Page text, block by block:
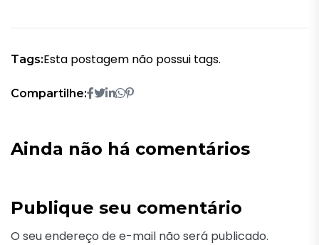
Tags:Esta postagem não possui tags.
Compartilhe:
Ainda não há comentários
Publique seu comentário
O seu endereço de e-mail não será publicado.